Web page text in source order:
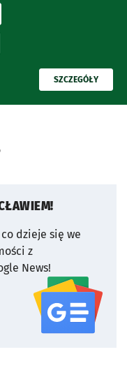
PRZECZYTAJ
SZCZEGÓŁY
dzieje się we
z
News!
serwisu